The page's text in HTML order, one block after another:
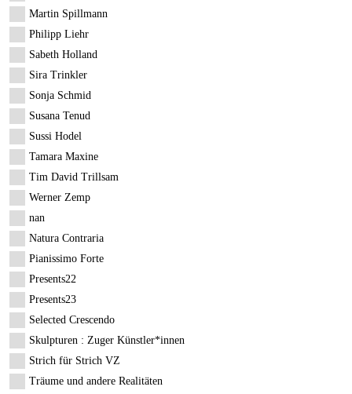
Martin Spillmann
Philipp Liehr
Sabeth Holland
Sira Trinkler
Sonja Schmid
Susana Tenud
Sussi Hodel
Tamara Maxine
Tim David Trillsam
Werner Zemp
nan
Natura Contraria
Pianissimo Forte
Presents22
Presents23
Selected Crescendo
Skulpturen : Zuger Künstler*innen
Strich für Strich VZ
Träume und andere Realitäten